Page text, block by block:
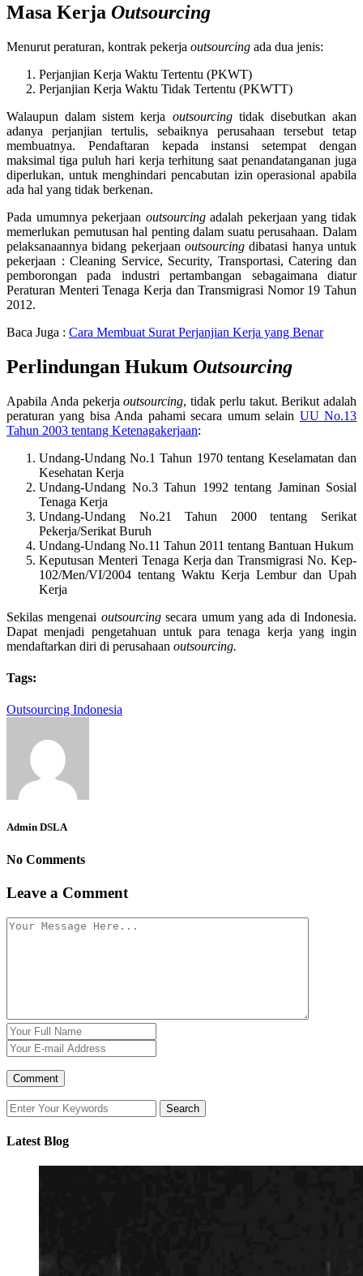
Masa Kerja Outsourcing
Menurut peraturan, kontrak pekerja outsourcing ada dua jenis:
Perjanjian Kerja Waktu Tertentu (PKWT)
Perjanjian Kerja Waktu Tidak Tertentu (PKWTT)
Walaupun dalam sistem kerja outsourcingtidak disebutkan akan
adanya perjanjian tertulis, sebaiknya perusahaan tersebut tetap
membuatnya. Pendaftaran kepada instansi setempat dengan
maksimal tiga puluh hari kerja terhitung saat penandatanganan juga
diperlukan, untuk menghindari pencabutan izin operasional apabila
ada hal yang tidak berkenan.
Pada umumnya pekerjaan outsourcingadalah pekerjaan yang tidak
memerlukan pemutusan hal penting dalam suatu perusahaan. Dalam
pelaksanaannya bidang pekerjaan outsourcing dibatasi hanya untuk
pekerjaan : Cleaning Service, Security, Transportasi, Catering dan
pemborongan pada industri pertambangan sebagaimana diatur
Peraturan Menteri Tenaga Kerja dan Transmigrasi Nomor 19 Tahun
2012.
Baca Juga : Cara Membuat Surat Perjanjian Kerja yang Benar
Perlindungan Hukum Outsourcing
Apabila Anda pekerjaoutsourcing, tidak perlu takut. Berikut adalah
peraturan yang bisa Anda pahami secara umum selain UU No.13
Tahun 2003 tentang Ketenagakerjaan:
Undang-Undang No.1 Tahun 1970 tentang Keselamatan dan
Kesehatan Kerja
Undang-Undang No.3 Tahun 1992 tentang Jaminan Sosial
Tenaga Kerja
Undang-Undang No.21 Tahun 2000 tentang Serikat
Pekerja/Serikat Buruh
Undang-Undang No.11 Tahun 2011 tentang Bantuan Hukum
Keputusan Menteri Tenaga Kerja dan Transmigrasi No. Kep-
102/Men/VI/2004 tentang Waktu Kerja Lembur dan Upah
Kerja
Sekilas mengenai outsourcingsecara umum yang ada di Indonesia.
Dapat menjadi pengetahuan untuk para tenaga kerja yang ingin
mendaftarkan diri di perusahaan outsourcing.
Tags:
Outsourcing Indonesia
Admin DSLA
No Comments
Leave a Comment
Latest Blog